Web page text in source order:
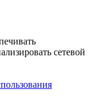
сетевой